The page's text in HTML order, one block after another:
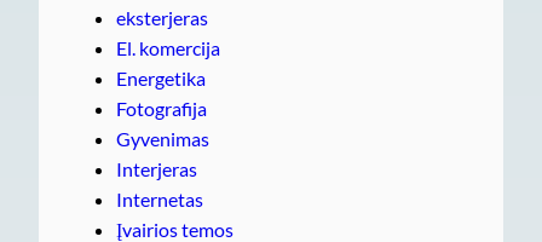
eksterjeras
El. komercija
Energetika
Fotografija
Gyvenimas
Interjeras
Internetas
Įvairios temos